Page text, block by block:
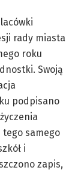
rady miasta
roku
Swoją
podpisano
tego samego
i
zapis,